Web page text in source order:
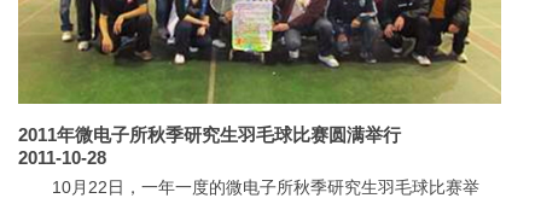
2011年微电子所秋季研究生羽毛球比赛圆满举行
2011-10-28
10月22日，一年一度的微电子所秋季研究生羽毛球比赛举